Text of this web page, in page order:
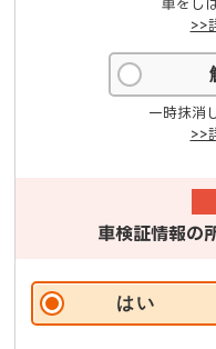
車をし
>>
一時抹消
>>
車検証情報の
はい